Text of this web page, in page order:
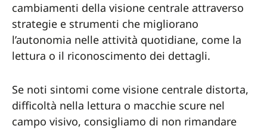
cambiamenti della visione centrale attraverso
strategie e strumenti che migliorano
l’autonomia nelle attività quotidiane, come la
lettura o il riconoscimento dei dettagli.
Se noti sintomi come visione centrale distorta,
difficoltà nella lettura o macchie scure nel
campo visivo, consigliamo di non rimandare